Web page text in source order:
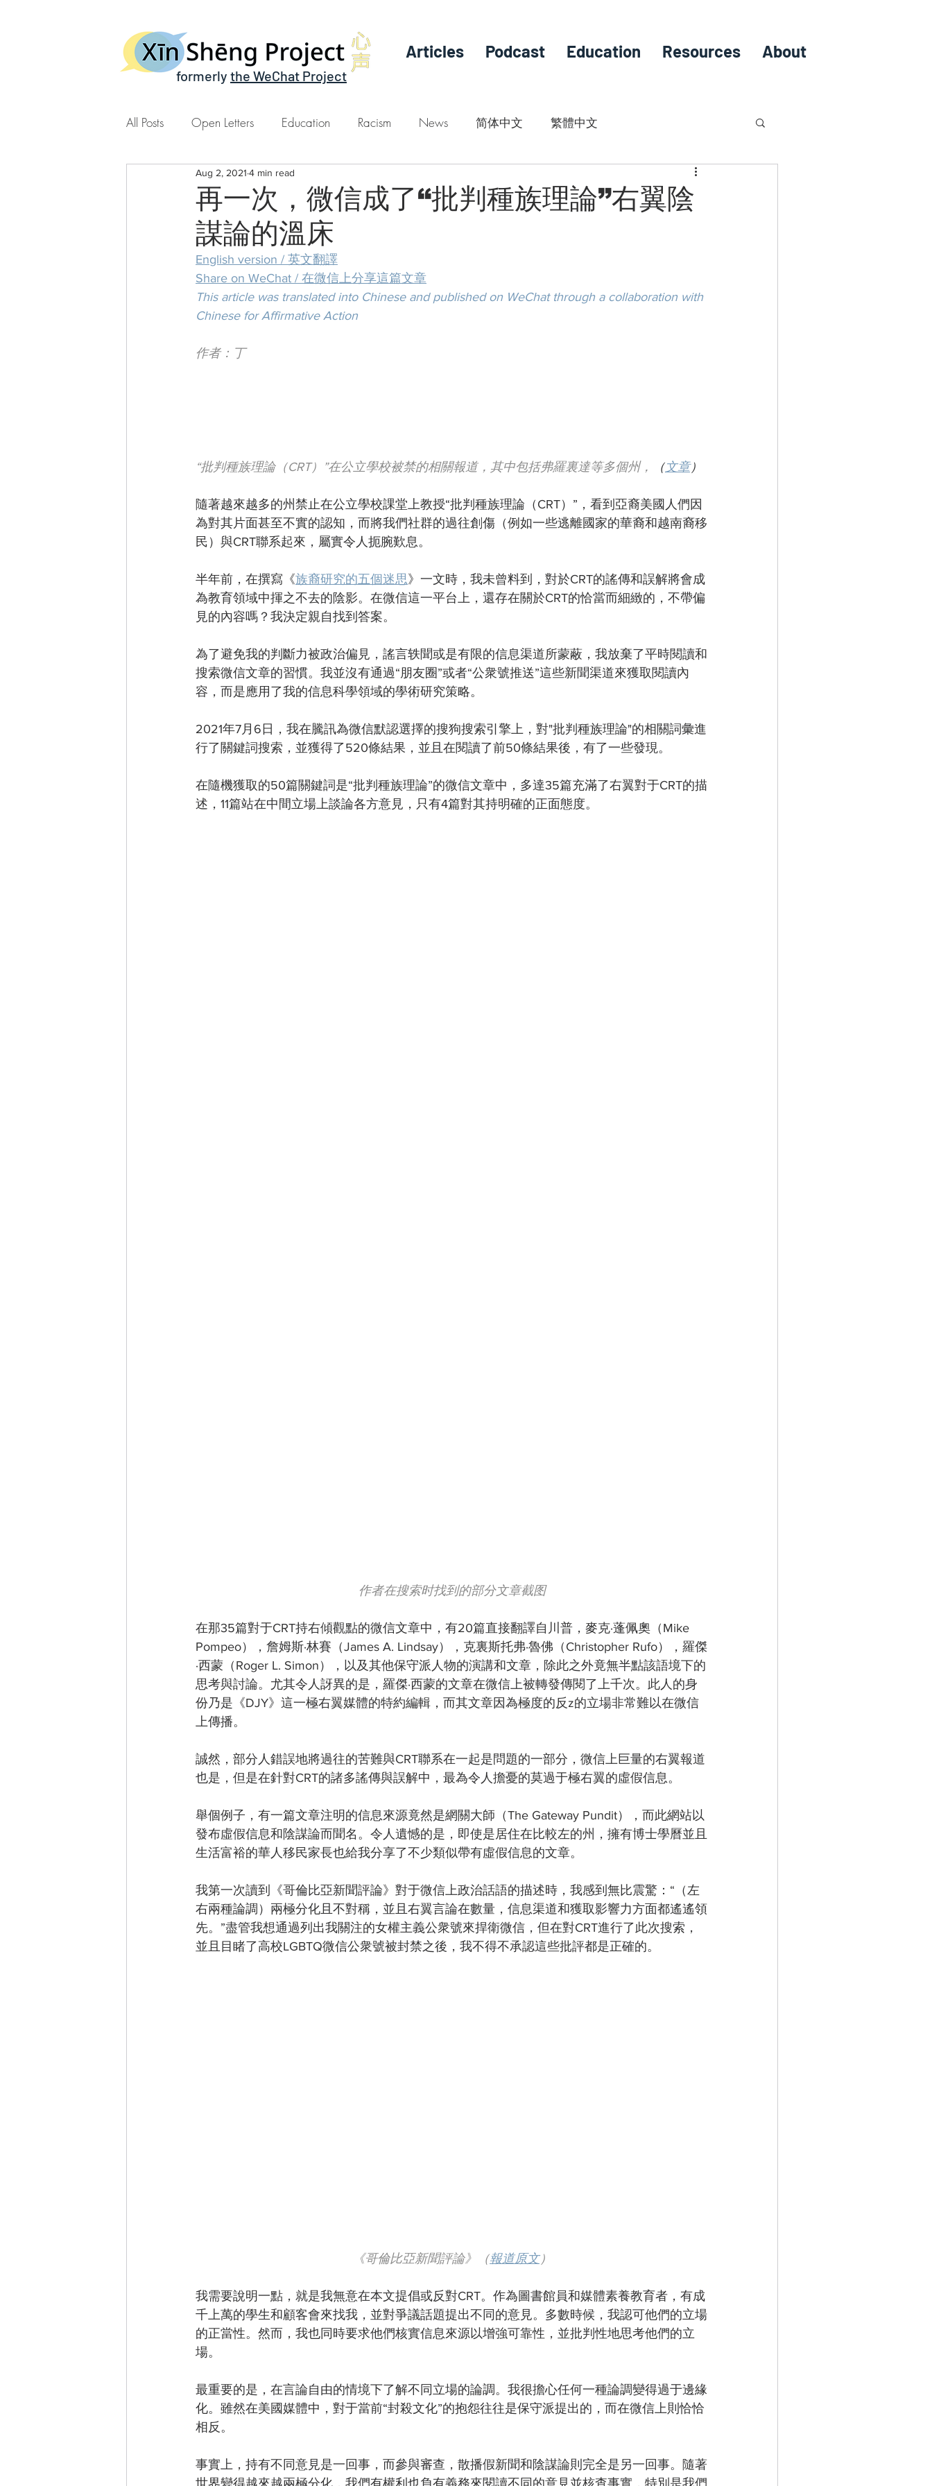
formerly the WeChat Project
Articles Podcast Education Resources About
All Posts Open Letters Education Racism News 简体中文 繁體中文
Xin Sheng Time | 心声时间
再一次，微信成了“批判種族理論”右翼陰
謀論的溫床
Aug 2, 2021 4 min read
English version / 英文翻譯
Share on WeChat / 在微信上分享這篇文章
This article was translated into Chinese and published on WeChat through a collaboration with
Chinese for Affirmative Action
作者：丁
“批判種族理論（CRT）”在公立學校被禁的相關報道，其中包括弗羅裏達等多個州， （文章）
隨著越來越多的州禁止在公立學校課堂上教授“批判種族理論（CRT）”，看到亞裔美國人們因
為對其片面甚至不實的認知，而將我們社群的過往創傷（例如一些逃離國家的華裔和越南裔移
民）與CRT聯系起來，屬實令人扼腕歎息。
半年前，在撰寫《族裔研究的五個迷思》一文時，我未曾料到，對於CRT的謠傳和誤解將會成
為教育領域中揮之不去的陰影。在微信這一平台上，還存在關於CRT的恰當而細緻的，不帶偏
見的內容嗎？我決定親自找到答案。
為了避免我的判斷力被政治偏見，謠言轶聞或是有限的信息渠道所蒙蔽，我放棄了平時閱讀和
搜索微信文章的習慣。我並沒有通過“朋友圈”或者“公衆號推送”這些新聞渠道來獲取閱讀內
容，而是應用了我的信息科學領域的學術研究策略。
2021年7月6日，我在騰訊為微信默認選擇的搜狗搜索引擎上，對"批判種族理論"的相關詞彙進
行了關鍵詞搜索，並獲得了520條結果，並且在閱讀了前50條結果後，有了一些發現。
在隨機獲取的50篇關鍵詞是“批判種族理論”的微信文章中，多達35篇充滿了右翼對于CRT的描
述，11篇站在中間立場上談論各方意見，只有4篇對其持明確的正面態度。
作者在搜索时找到的部分文章截图
在那35篇對于CRT持右傾觀點的微信文章中，有20篇直接翻譯自川普，麥克·蓬佩奧（Mike
Pompeo），詹姆斯·林賽（James A. Lindsay），克裏斯托弗·魯佛（Christopher Rufo），羅傑
·西蒙（Roger L. Simon），以及其他保守派人物的演講和文章，除此之外竟無半點該語境下的
思考與討論。尤其令人訝異的是，羅傑·西蒙的文章在微信上被轉發傳閱了上千次。此人的身
份乃是《DJY》這一極右翼媒體的特約編輯，而其文章因為極度的反z的立場非常難以在微信
上傳播。
誠然，部分人錯誤地將過往的苦難與CRT聯系在一起是問題的一部分，微信上巨量的右翼報道
也是，但是在針對CRT的諸多謠傳與誤解中，最為令人擔憂的莫過于極右翼的虛假信息。
舉個例子，有一篇文章注明的信息來源竟然是網關大師（The Gateway Pundit），而此網站以
發布虛假信息和陰謀論而聞名。令人遺憾的是，即使是居住在比較左的州，擁有博士學曆並且
生活富裕的華人移民家長也給我分享了不少類似帶有虛假信息的文章。
我第一次讀到《哥倫比亞新聞評論》對于微信上政治話語的描述時，我感到無比震驚：“（左
右兩種論調）兩極分化且不對稱，並且右翼言論在數量，信息渠道和獲取影響力方面都遙遙領
先。”盡管我想通過列出我關注的女權主義公衆號來捍衛微信，但在對CRT進行了此次搜索，
並且目睹了高校LGBTQ微信公衆號被封禁之後，我不得不承認這些批評都是正確的。
《哥倫比亞新聞評論》（報道原文）
我需要說明一點，就是我無意在本文提倡或反對CRT。作為圖書館員和媒體素養教育者，有成
千上萬的學生和顧客會來找我，並對爭議話題提出不同的意見。多數時候，我認可他們的立場
的正當性。然而，我也同時要求他們核實信息來源以增強可靠性，並批判性地思考他們的立
場。
最重要的是，在言論自由的情境下了解不同立場的論調。我很擔心任何一種論調變得過于邊緣
化。雖然在美國媒體中，對于當前“封殺文化”的抱怨往往是保守派提出的，而在微信上則恰恰
相反。
事實上，持有不同意見是一回事，而參與審查，散播假新聞和陰謀論則完全是另一回事。隨著
世界變得越來越兩極分化，我們有權利也負有義務來閱讀不同的意見並核查事實，特別是我們